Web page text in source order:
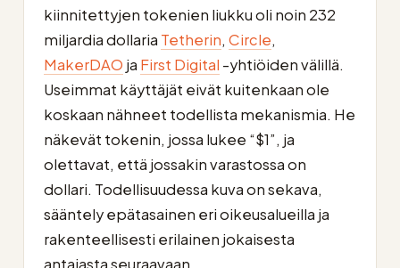
kiinnitettyjen tokenien liukku oli noin 232
miljardia dollaria Tetherin, Circle,
MakerDAO ja First Digital -yhtiöiden välillä.
Useimmat käyttäjät eivät kuitenkaan ole
koskaan nähneet todellista mekanismia. He
näkevät tokenin, jossa lukee “$1”, ja
olettavat, että jossakin varastossa on
dollari. Todellisuudessa kuva on sekava,
sääntely epätasainen eri oikeusalueilla ja
rakenteellisesti erilainen jokaisesta
antajasta seuraavaan.